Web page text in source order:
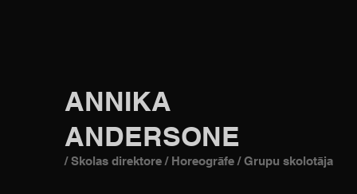
ANNIKA
ANDERSONE
/ Skolas direktore / Horeogrāfe / Grupu skolotāja